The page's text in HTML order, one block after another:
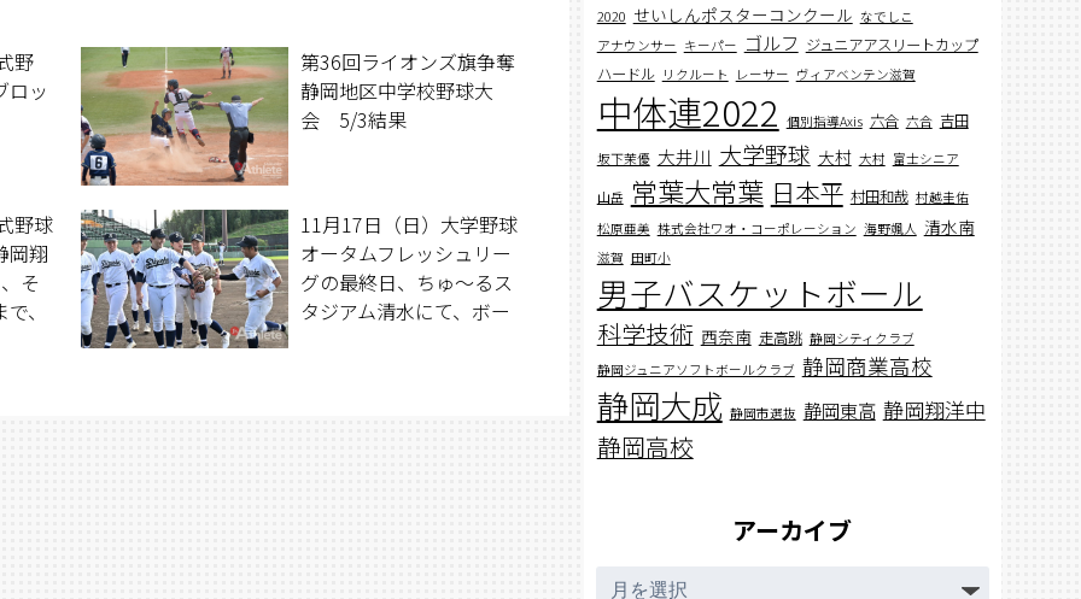
野
ッ
第36回ライオンズ旗争奪
静岡地区中学校野球大
会 5/3結果
野球
岡翔
そ
、
11月17日（日）大学野球
オータムフレッシュリー
グの最終日、ちゅ〜るス
タジアム清水にて、ボー
2020 せいしんポスターコンクール なでしこ
アナウンサー キーパー ゴルフ ジュニアアスリートカップ
ハードル リクルート レーサー ヴィアベンテン滋賀
中体連2022 個別指導Axis 六合 六合 吉田
坂下茉優 大井川 大学野球 大村 大村 富士シニア
山岳 常葉大常葉 日本平 村田和哉 村越圭佑
松原亜美 株式会社ワオ・コーポレーション 海野颯人 清水南
滋賀 田町小
男子バスケットボール
科学技術 西奈南 走高跳 静岡シティクラブ
静岡ジュニアソフトボールクラブ 静岡商業高校
静岡大成 静岡市選抜 静岡東高 静岡翔洋中
静岡高校
アーカイブ